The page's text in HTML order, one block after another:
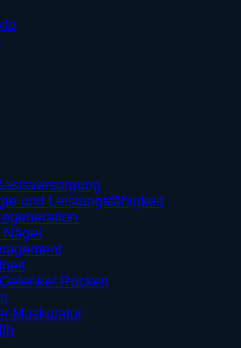
und Leistungsfähigkeit
Rücken
Muskulatur